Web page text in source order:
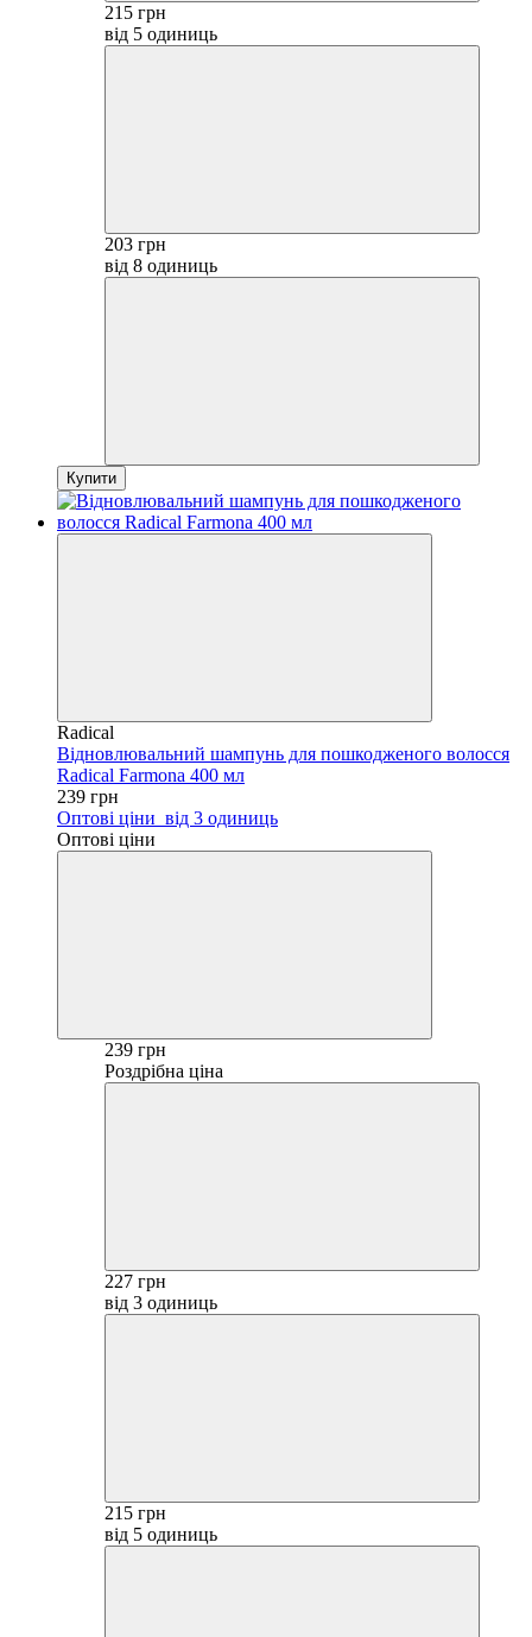
215 грн
від 5 одиниць
203 грн
від 8 одиниць
Купити
Radical
Відновлювальний шампунь для пошкодженого волосся
Radical Farmona 400 мл
239 грн
Оптові ціни від 3 одиниць
Оптові ціни
239 грн
Роздрібна ціна
227 грн
від 3 одиниць
215 грн
від 5 одиниць